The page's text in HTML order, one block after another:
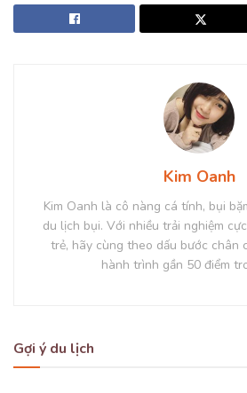
Kim Oanh
Kim Oanh là cô nàng cá tính, bụi
du lịch bụi. Với nhiều trải nghiệm
trẻ, hãy cùng theo dấu bước chân
hành trình gần 50 điểm
Gợi ý du lịch
DU LỊCH TOKYO